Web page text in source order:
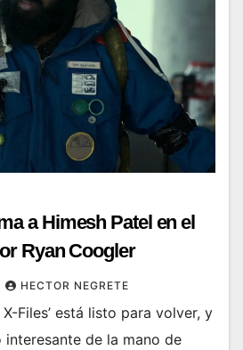
a Himesh Patel en el
Ryan Coogler
HECTOR NEGRETE
X-Files’ está listo para volver, y
de la mano de